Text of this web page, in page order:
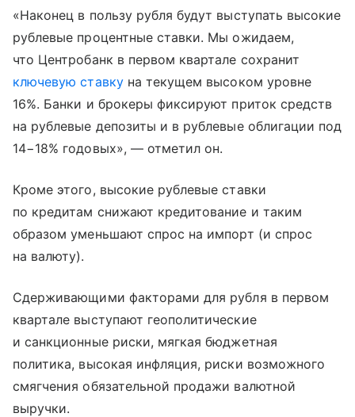
«Наконец в пользу рубля будут выступать высокие
рублевые процентные ставки. Мы ожидаем,
что Центробанк в первом квартале сохранит
ключевую ставкуна текущем высоком уровне
16%. Банки и брокеры фиксируют приток средств
на рублевые депозиты и в рублевые облигации под
14−18% годовых», — отметил он.
Кроме этого, высокие рублевые ставки
по кредитам снижают кредитование и таким
образом уменьшают спрос на импорт (и спрос
на валюту).
Сдерживающими факторами для рубля в первом
квартале выступают геополитические
и санкционные риски, мягкая бюджетная
политика, высокая инфляция, риски возможного
смягчения обязательной продажи валютной
выручки.